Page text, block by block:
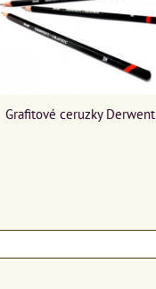
Grafitové ceruzky